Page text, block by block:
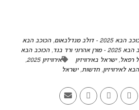
הבא 2025 - דולב מנדלבאום ,הכוכב הבא
מורן אהרוני ורד בנד ,הכוכב הבא
רפאל,ישראל באירוויזיון אירוויזיון 2025
,
לאירוויזיון,חדשות,ישראל